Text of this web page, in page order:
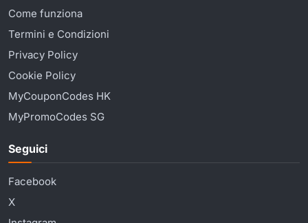
Come funziona
Termini e Condizioni
Privacy Policy
Cookie Policy
MyCouponCodes HK
MyPromoCodes SG
Seguici
Facebook
X